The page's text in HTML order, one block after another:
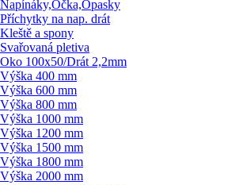
Napínáky,Očka,Opasky
Příchytky na nap. drát
Kleště a spony
Svařovaná pletiva
Oko 100x50/Drát 2,2mm
Výška 400 mm
Výška 600 mm
Výška 800 mm
Výška 1000 mm
Výška 1200 mm
Výška 1500 mm
Výška 1800 mm
Výška 2000 mm